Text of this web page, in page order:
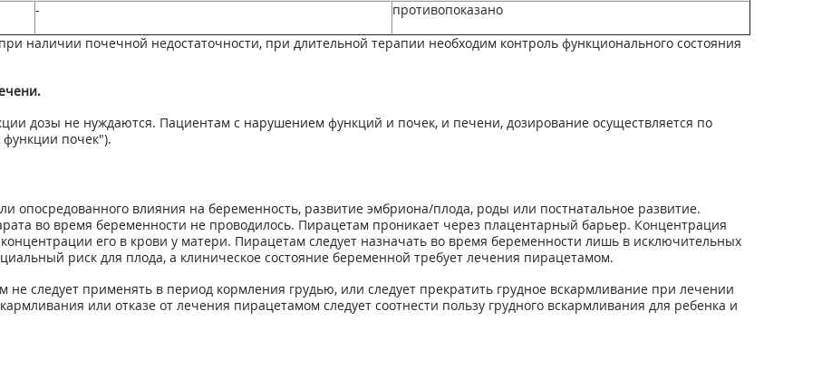
-
противопоказано
наличии почечной недостаточности, при длительной терапии необходим контроль функционального состояния
дозы не нуждаются. Пациентам с нарушением функций и почек, и печени, дозирование осуществляется по
почек").
опосредованного влияния на беременность, развитие эмбриона/плода, роды или постнатальное развитие.
во время беременности не проводилось. Пирацетам проникает через плацентарный барьер. Концентрация
его в крови у матери. Пирацетам следует назначать во время беременности лишь в исключительных
риск для плода, а клиническое состояние беременной требует лечения пирацетамом.
следует применять в период кормления грудью, или следует прекратить грудное вскармливание при лечении
или отказе от лечения пирацетамом следует соотнести пользу грудного вскармливания для ребенка и